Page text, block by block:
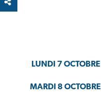
adresseLUNDI 7 OCTOBRE
MARDI 8 OCTOBRE